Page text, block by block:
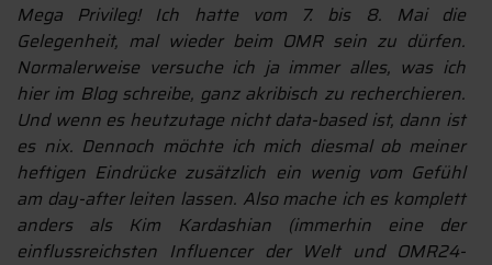
Mega Privileg! Ich hatte vom 7. bis 8. Mai die
Gelegenheit, mal wieder beim OMR sein zu dürfen.
Normalerweise versuche ich ja immer alles, was ich
hier im Blog schreibe, ganz akribisch zu recherchieren.
Und wenn es heutzutage nicht data-based ist, dann ist
es nix. Dennoch möchte ich mich diesmal ob meiner
heftigen Eindrücke zusätzlich ein wenig vom Gefühl
am day-after leiten lassen. Also mache ich es komplett
anders als Kim Kardashian (immerhin eine der
einflussreichsten Influencer der Welt und OMR24-